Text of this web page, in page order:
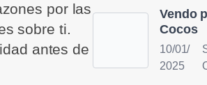
por las
sobre ti.
antes de
Vendo
Cocos
10/01/
2025